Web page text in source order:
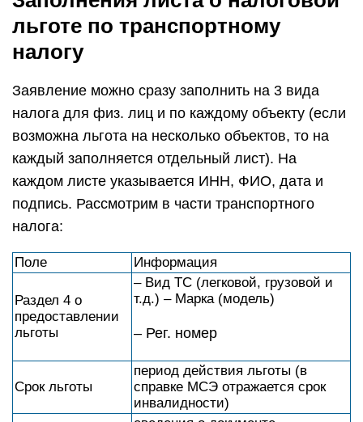
льготе по транспортному
налогу
Заявление можно сразу заполнить на 3 вида
налога для физ. лиц и по каждому объекту (если
возможна льгота на несколько объектов, то на
каждый заполняется отдельный лист). На
каждом листе указывается ИНН, ФИО, дата и
подпись. Рассмотрим в части транспортного
налога:
Поле Информация
Раздел 4 о
предоставлении
льготы
– Вид ТС (легковой, грузовой и
т.д.) – Марка (модель)
– Рег. номер
Срок льготы
период действия льготы (в
справке МСЭ отражается срок
инвалидности)